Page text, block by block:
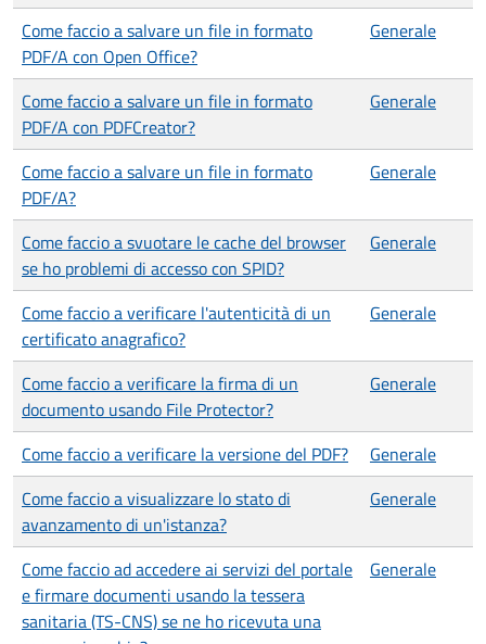
Come faccio a salvare un file in formato
PDF/A con Open Office?
Generale
Come faccio a salvare un file in formato
PDF/A con PDFCreator?
Generale
Come faccio a salvare un file in formato
PDF/A?
Generale
Come faccio a svuotare le cache del browser
se ho problemi di accesso con SPID?
Generale
Come faccio a verificare l'autenticità di un
certificato anagrafico?
Generale
Come faccio a verificare la firma di un
documento usando File Protector?
Generale
Come faccio a verificare la versione del PDF?
Generale
Come faccio a visualizzare lo stato di
avanzamento di un'istanza?
Generale
Come faccio ad accedere ai servizi del portale
e firmare documenti usando la tessera
sanitaria (TS-CNS) se ne ho ricevuta una
Generale